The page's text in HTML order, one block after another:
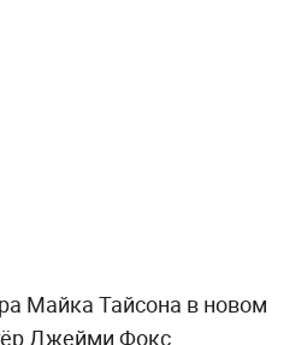
Майка Тайсона в новом
Джейми Фокс,